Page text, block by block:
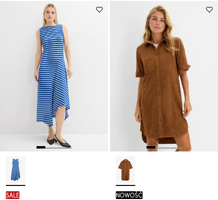
SALE nowość